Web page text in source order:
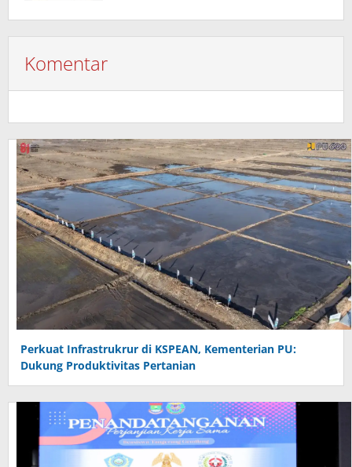
Komentar
Perkuat Infrastrukrur di KSPEAN, Kementerian PU:
Dukung Produktivitas Pertanian